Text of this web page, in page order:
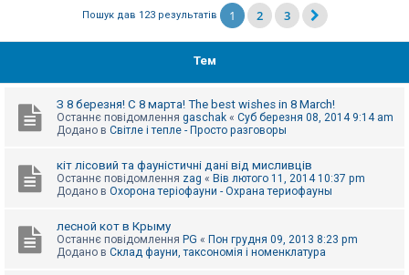
я
е
и
з
Пошук дав 123 результатів 1 2 3
Тем
З 8 березня! С 8 марта! The best wishes in 8 March!
Останнє повідомлення gaschak « Суб березня 08, 2014 9:14 am
Додано в Світле і тепле - Просто разговоры
кіт лісовий та фауністичні дані від мисливців
Останнє повідомлення zag « Вів лютого 11, 2014 10:37 pm
Додано в Охорона теріофауни - Охрана териофауны
лесной кот в Крыму
Останнє повідомлення PG « Пон грудня 09, 2013 8:23 pm
Додано в Склад фауни, таксономія і номенклатура